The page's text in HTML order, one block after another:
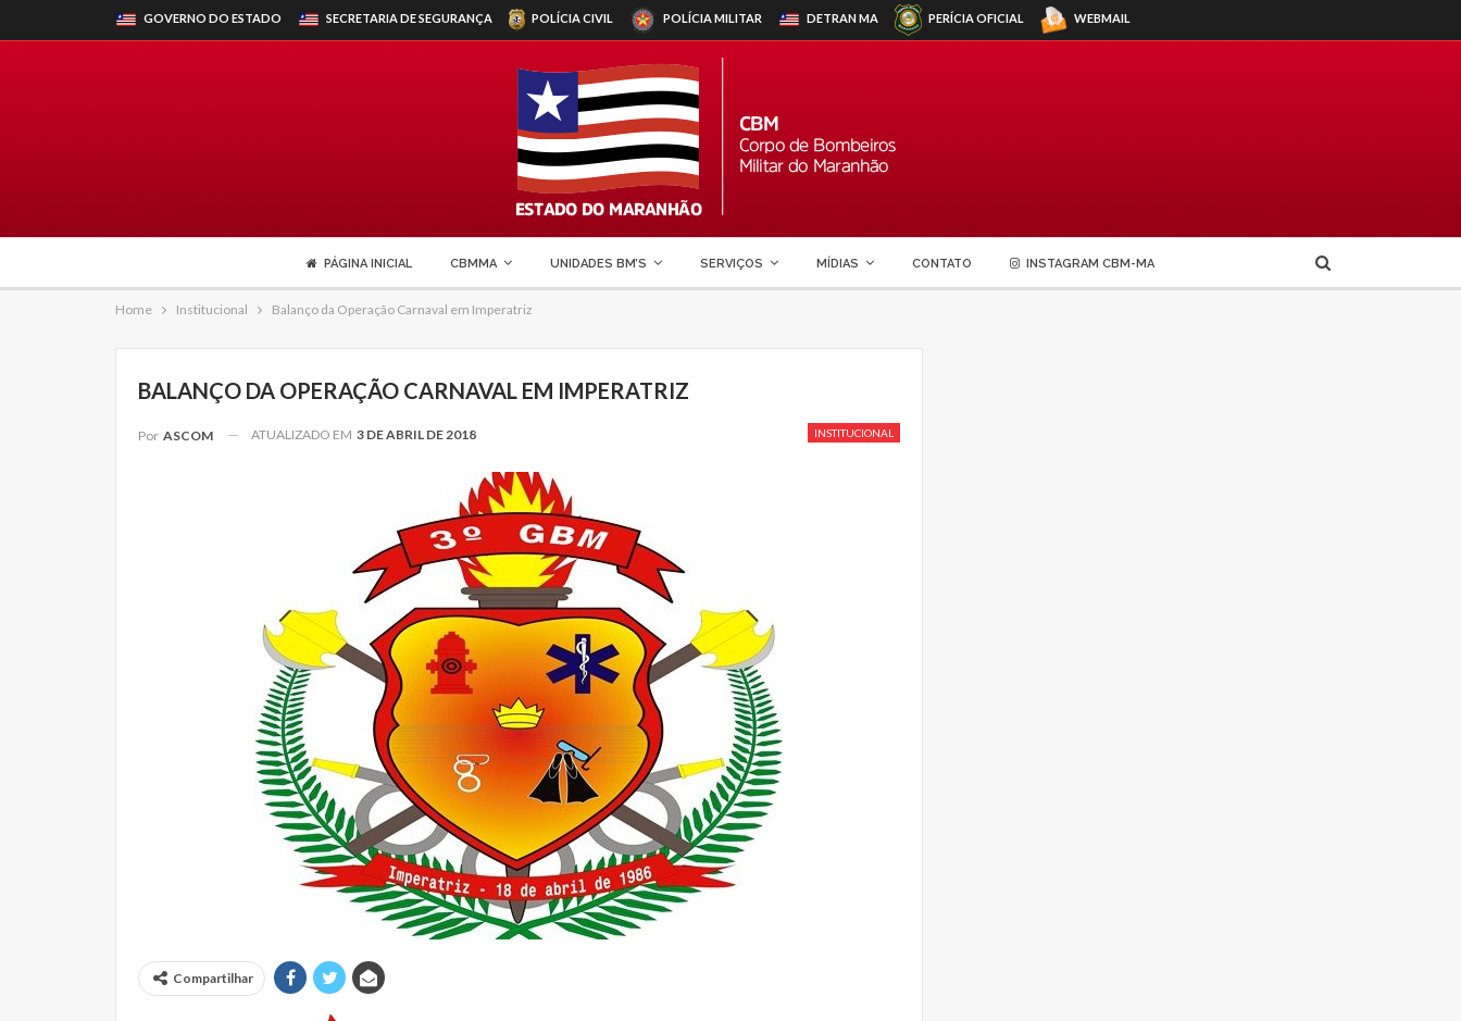
GOVERNO DO ESTADO SECRETARIA DE SEGURANÇA POLÍCIA CIVIL POLÍCIA MILITAR DETRANMA PERÍCIA OFICIAL WEBMAIL
PÁGINA INICIAL CBMMA UNIDADES BM’S SERVIÇOS MÍDIAS CONTATO INSTAGRAM CBM-MA
Home Institucional Balanço da Operação Carnaval em Imperatriz
BALANÇO DA OPERAÇÃO CARNAVAL EM IMPERATRIZ
INSTITUCIONAL
Por ASCOM ATUALIZADO EM 3 DE ABRIL DE 2018
Compartilhar